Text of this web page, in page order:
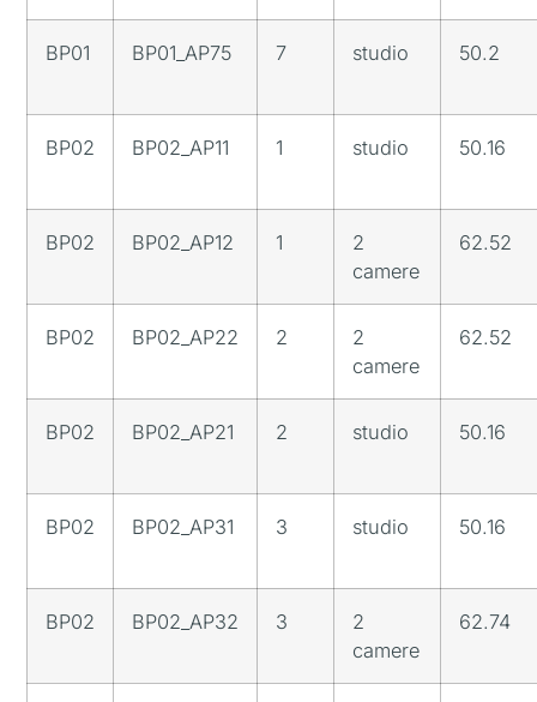
BP01 BP01_AP75 7 studio 50.2
BP02 BP02_AP11 1 studio 50.16
BP02 BP02_AP12 1
2
camere
62.52
BP02 BP02_AP22 2
2
camere
62.52
BP02 BP02_AP21 2 studio 50.16
BP02 BP02_AP31 3 studio 50.16
BP02 BP02_AP32 3
2
camere
62.74